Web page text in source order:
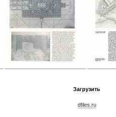
Загрузить
dfiles.ru